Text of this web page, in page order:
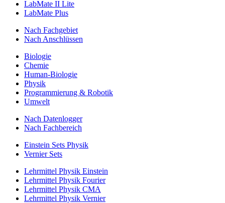
LabMate II Lite
LabMate Plus
Nach Fachgebiet
Nach Anschlüssen
Biologie
Chemie
Human-Biologie
Physik
Programmierung & Robotik
Umwelt
Nach Datenlogger
Nach Fachbereich
Einstein Sets Physik
Vernier Sets
Lehrmittel Physik Einstein
Lehrmittel Physik Fourier
Lehrmittel Physik CMA
Lehrmittel Physik Vernier